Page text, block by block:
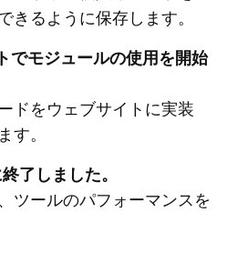
きるように保存します。
でモジュールの使用を開始
ドをウェブサイトに実装
す。
了しました。
ツールのパフォーマンスを